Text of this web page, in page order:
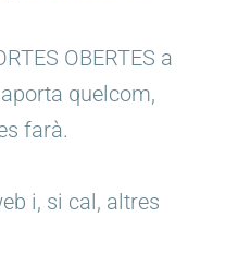
OBERTES a
quelcom,
farà.
i, si cal, altres